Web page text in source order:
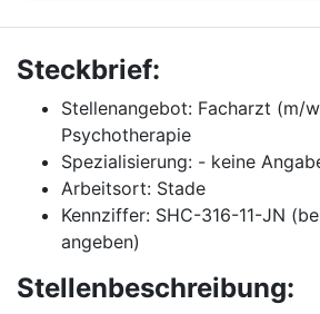
Steckbrief:
Stellenangebot: Facharzt (m/
Psychotherapie
Spezialisierung: - keine
Arbeitsort: Stade
Kennziffer: SHC-316-11-JN
angeben)
Stellenbeschreibung: